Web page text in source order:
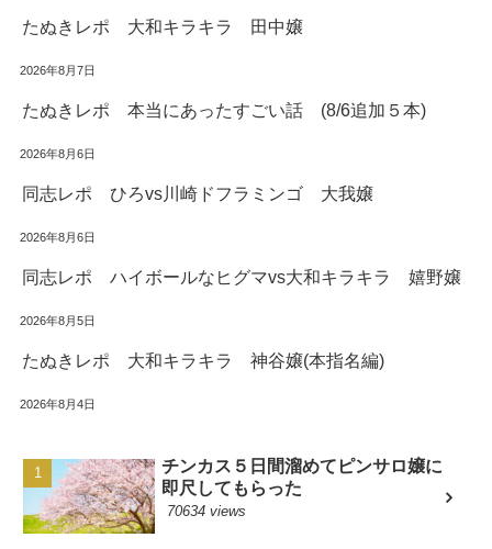
たぬきレポ 大和キラキラ 田中嬢
2026年8月7日
たぬきレポ 本当にあったすごい話 (8/6追加５本)
2026年8月6日
同志レポ ひろvs川崎ドフラミンゴ 大我嬢
2026年8月6日
同志レポ ハイボールなヒグマvs大和キラキラ 嬉野嬢
2026年8月5日
たぬきレポ 大和キラキラ 神谷嬢(本指名編)
2026年8月4日
チンカス５日間溜めてピンサロ嬢に
即尺してもらった
70634 views